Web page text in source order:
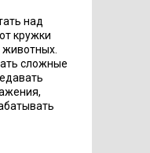
над
кружки
животных.
сложные